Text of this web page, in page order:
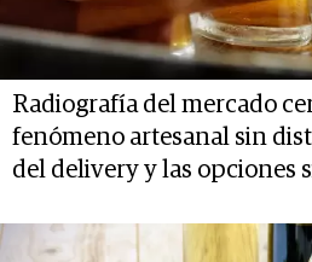
Radiografía del mercado
fenómeno artesanal sin
del delivery y las opciones